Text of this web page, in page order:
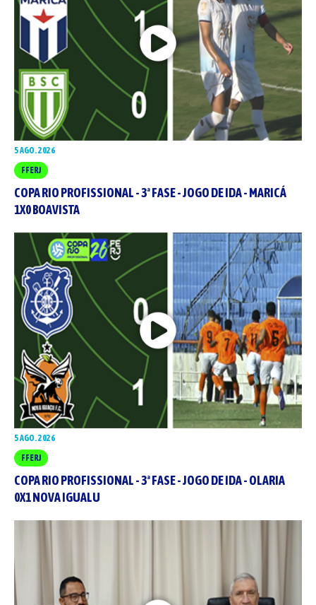
5 AGO. 2026
FFERJ
COPA RIO PROFISSIONAL - 3ª FASE - JOGO DE IDA - MARICÁ
1X0 BOAVISTA
5 AGO. 2026
FFERJ
COPA RIO PROFISSIONAL - 3ª FASE - JOGO DE IDA - OLARIA
0X1 NOVA IGUALU